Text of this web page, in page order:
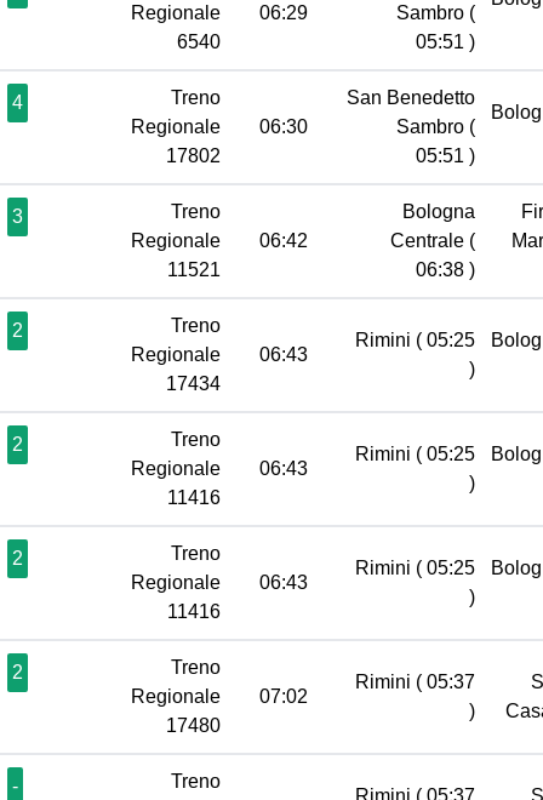
Regionale
6540
06:29
Sambro (
05:51 )
4
Treno
Regionale
17802
06:30
San Benedetto
Sambro (
05:51 )
3
Treno
Regionale
11521
06:42
Bologna
Centrale (
06:38 )
2
Treno
Regionale
17434
06:43
Rimini ( 05:25
)
2
Treno
Regionale
11416
06:43
Rimini ( 05:25
)
2
Treno
Regionale
11416
06:43
Rimini ( 05:25
)
2
Treno
Regionale
17480
07:02
Rimini ( 05:37
)
-
Treno
Rimini ( 05:37